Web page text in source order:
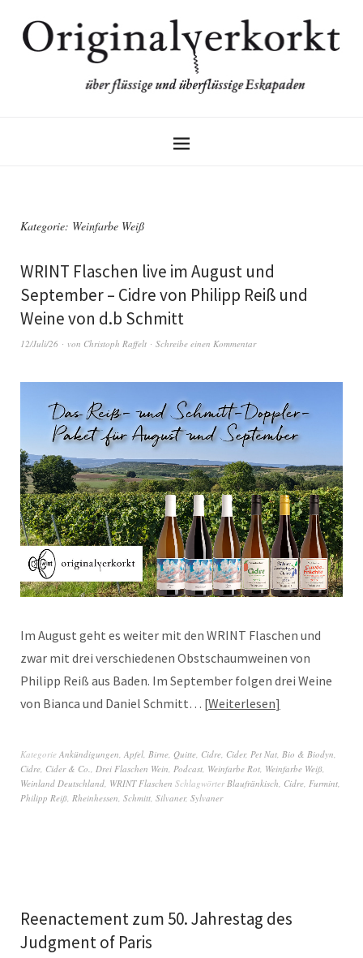
Kategorie: Weinfarbe Weiß
WRINT Flaschen live im August und
September – Cidre von Philipp Reiß und
Weine von d.b Schmitt
12/Juli/26 von Christoph Raffelt Schreibe einen Kommentar
Im August geht es weiter mit den WRINT Flaschen und
zwar mit drei verschiedenen Obstschaumweinen von
Philipp Reiß aus Baden. Im September folgen drei Weine
von Bianca und Daniel Schmitt… Weiterlesen
Kategorie Ankündigungen Apfel, Birne, Quitte, Cidre, Cider, Pet Nat Bio & Biodyn
Cidre, Cider & Co.
Drei Flaschen Wein Podcast Weinfarbe Rot Weinfarbe Weiß
Weinland Deutschland WRINT Flaschen Schlagwörter Blaufränkisch Cidre Furmint
Philipp Reiß Rheinhessen Schmitt Silvaner, Sylvaner
Reenactement zum 50. Jahrestag des
Judgment of Paris